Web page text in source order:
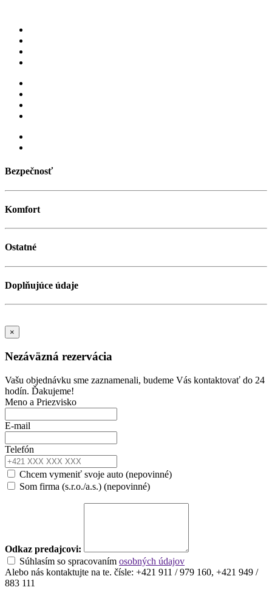
Bezpečnosť
Komfort
Ostatné
Doplňujúce údaje
×
Nezáväzná rezervácia
Vašu objednávku sme zaznamenali, budeme Vás kontaktovať do 24
hodín. Ďakujeme!
Meno a Priezvisko
E-mail
Telefón
Chcem vymeniť svoje auto (nepovinné)
Som firma (s.r.o./a.s.) (nepovinné)
Odkaz predajcovi:
Súhlasím so spracovaním osobných údajov
Alebo nás kontaktujte na te. čísle: +421 911 / 979 160, +421 949 /
883 111